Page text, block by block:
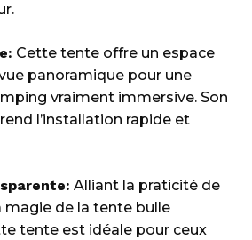
Cette tente offre un espace
panoramique pour une
vraiment immersive. Son
l’installation rapide et
Alliant la praticité de
magie de la tente bulle
tente est idéale pour ceux